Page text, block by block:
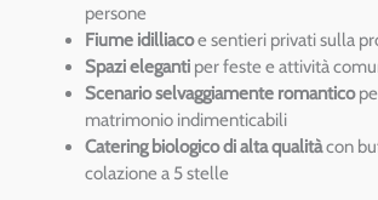
persone
Fiume idilliacoe sentieri privati sulla
Spazi eleganti per feste e attività
Scenario selvaggiamente romantico
matrimonio indimenticabili
Catering biologico di alta qualitàcon
colazione a 5 stelle